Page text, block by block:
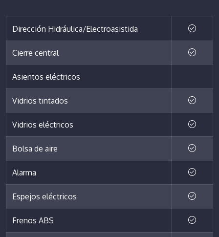
Dirección Hidráulica/Electroasistida
Cierre central
Asientos eléctricos
Vidrios tintados
Vidrios eléctricos
Bolsa de aire
Alarma
Espejos eléctricos
Frenos ABS